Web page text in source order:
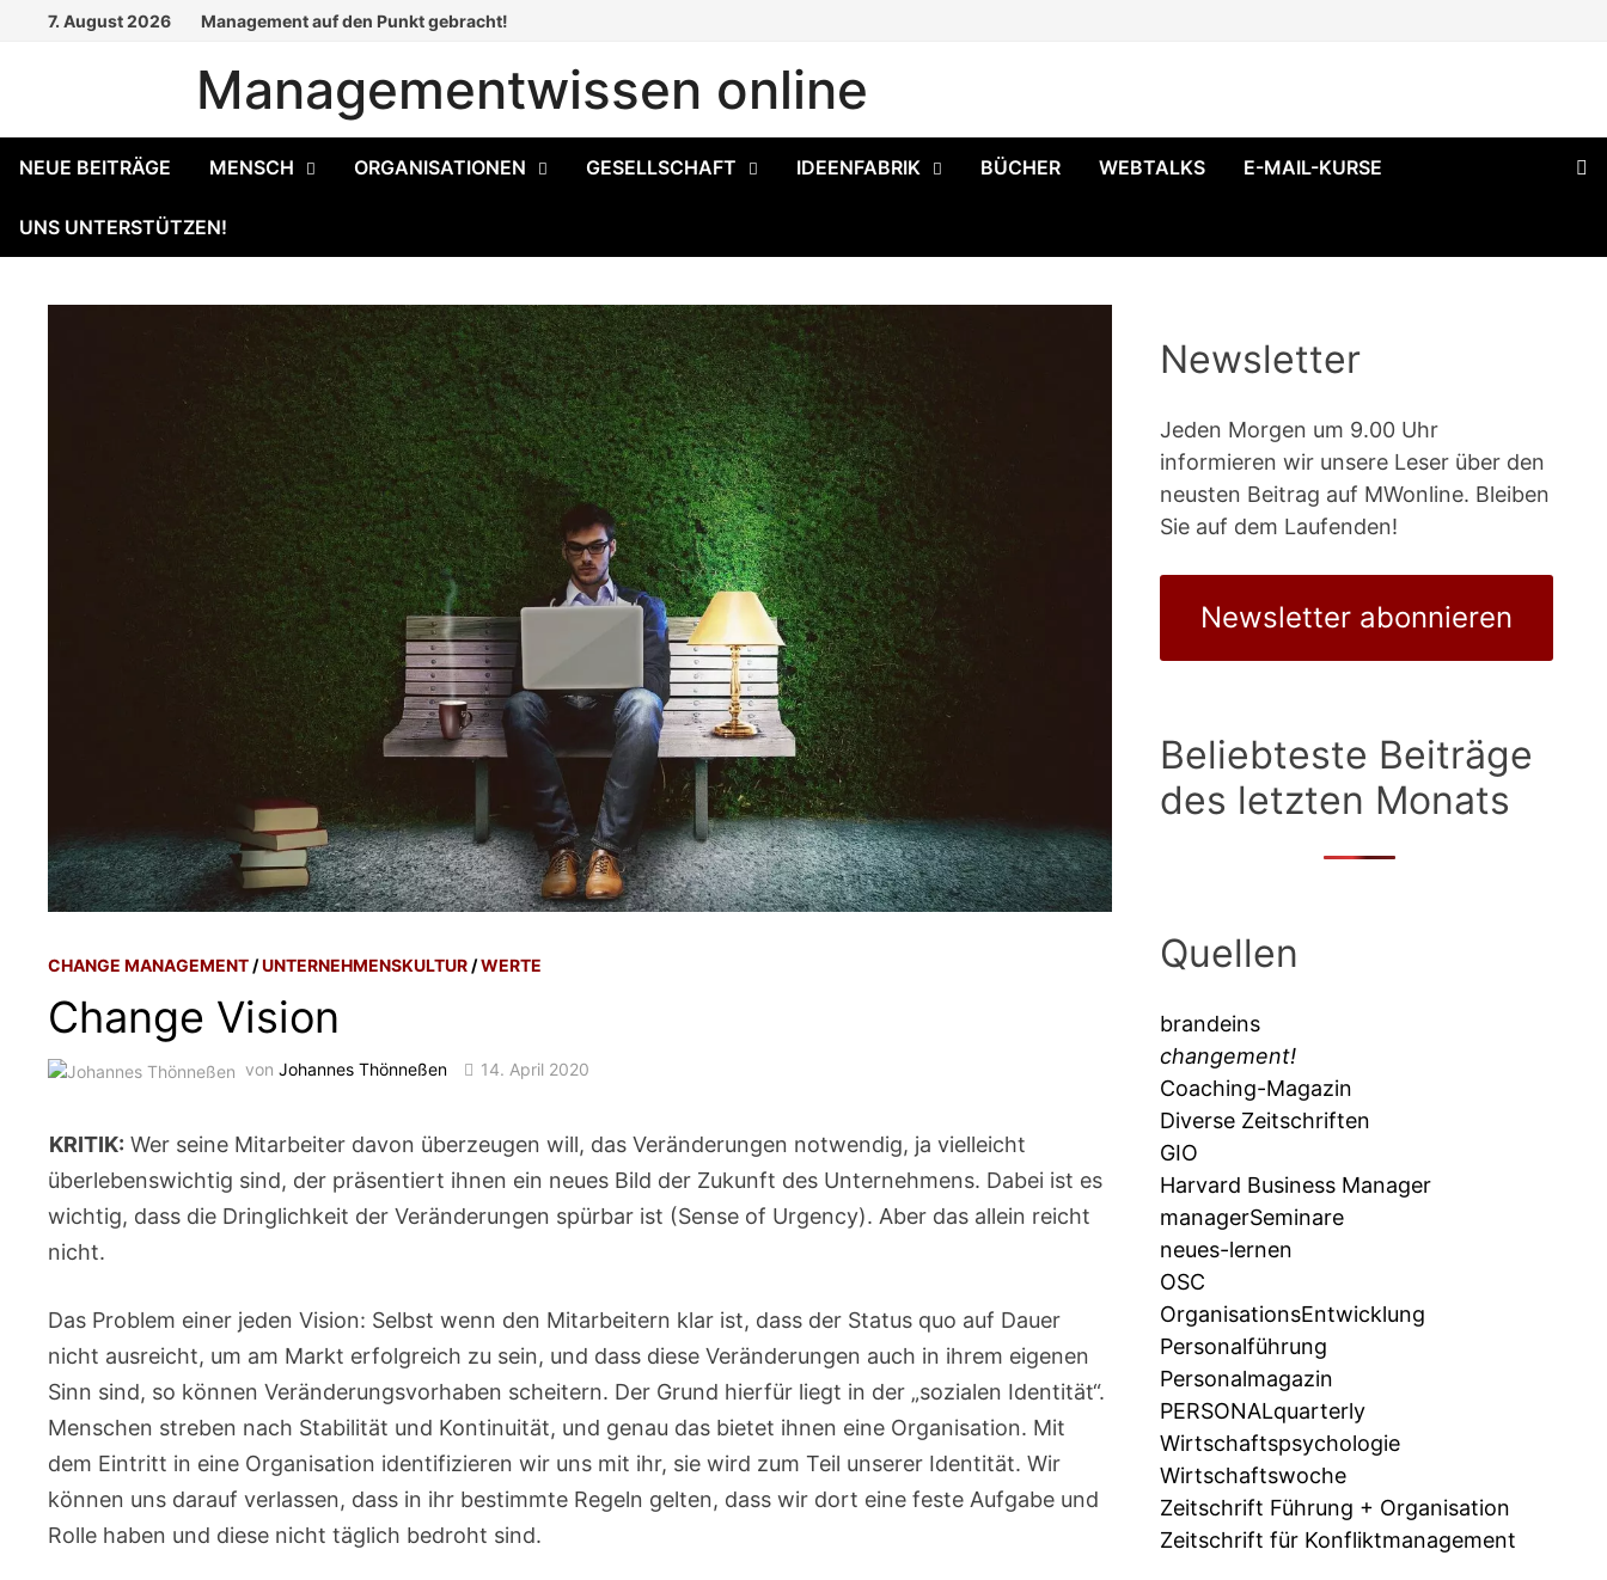
7. August 2026 Management auf den Punkt gebracht!
Managementwissen online
NEUE BEITRÄGE MENSCH ORGANISATIONEN GESELLSCHAFT IDEENFABRIK BÜCHER WEBTALKS E-MAIL-KURSE
UNS UNTERSTÜTZEN!
CHANGE MANAGEMENT /UNTERNEHMENSKULTUR /WERTE
Change Vision
vonJohannes Thönneßen 14. April 2020
KRITIK: Wer seine Mitarbeiter davon überzeugen will, das Veränderungen notwendig, ja vielleicht
überlebenswichtig sind, der präsentiert ihnen ein neues Bild der Zukunft des Unternehmens. Dabei ist es
wichtig, dass die Dringlichkeit der Veränderungen spürbar ist (Sense of Urgency). Aber das allein reicht
nicht.
Das Problem einer jeden Vision: Selbst wenn den Mitarbeitern klar ist, dass der Status quo auf Dauer
nicht ausreicht, um am Markt erfolgreich zu sein, und dass diese Veränderungen auch in ihrem eigenen
Sinn sind, so können Veränderungsvorhaben scheitern. Der Grund hierfür liegt in der „sozialen Identität“.
Menschen streben nach Stabilität und Kontinuität, und genau das bietet ihnen eine Organisation. Mit
dem Eintritt in eine Organisation identifizieren wir uns mit ihr, sie wird zum Teil unserer Identität. Wir
können uns darauf verlassen, dass in ihr bestimmte Regeln gelten, dass wir dort eine feste Aufgabe und
Rolle haben und diese nicht täglich bedroht sind.
Newsletter
Jeden Morgen um 9.00 Uhr
informieren wir unsere Leser über den
neusten Beitrag auf MWonline. Bleiben
Sie auf dem Laufenden!
Newsletter abonnieren
Beliebteste Beiträge
des letzten Monats
Quellen
brandeins
changement!
Coaching-Magazin
Diverse Zeitschriften
GIO
Harvard Business Manager
managerSeminare
neues-lernen
OSC
OrganisationsEntwicklung
Personalführung
Personalmagazin
PERSONALquarterly
Wirtschaftspsychologie
Wirtschaftswoche
Zeitschrift Führung + Organisation
Zeitschrift für Konfliktmanagement